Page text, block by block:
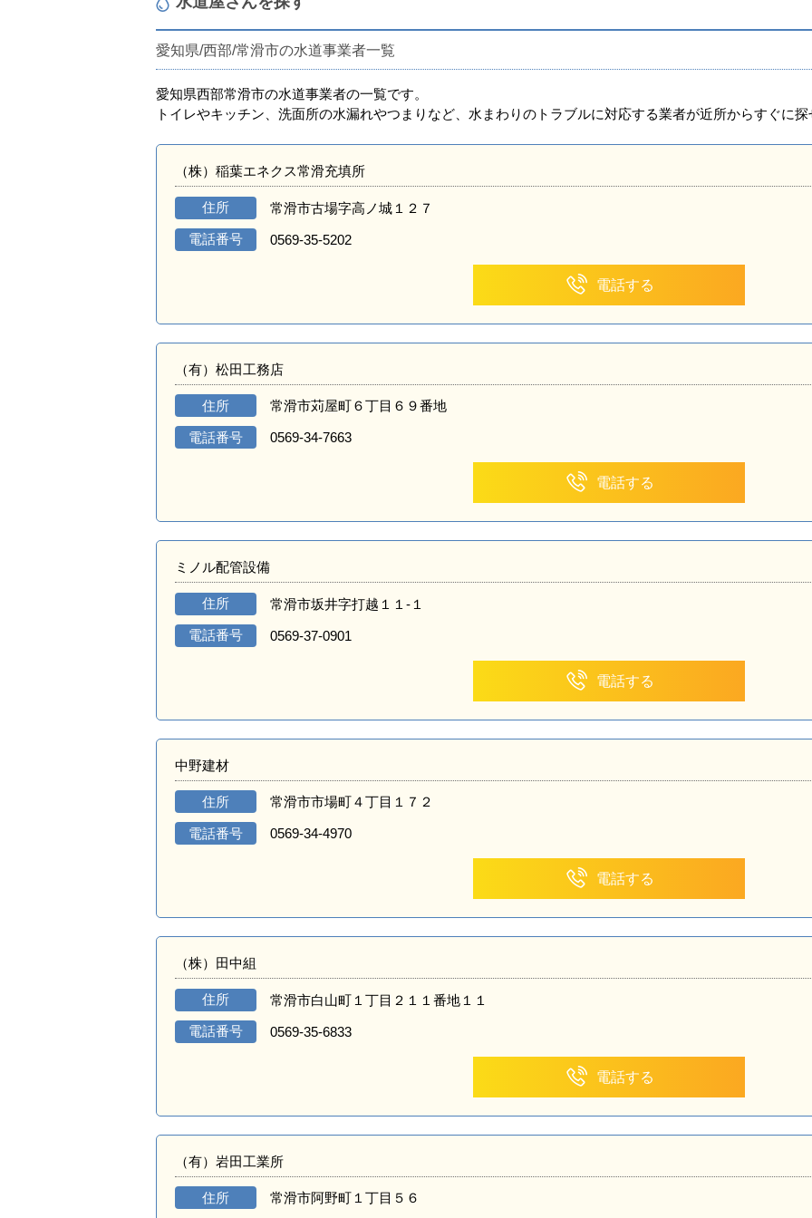
愛知県/西部/常滑市の水道事業者一覧
愛知県西部常滑市の水道事業者の一覧です。
トイレやキッチン、洗面所の水漏れやつまりなど、水まわりのトラブルに対応する業者が近所からすぐに
（株）稲葉エネクス常滑充填所
住所 常滑市古場字高ノ城１２７
電話番号 0569-35-5202
電話する
（有）松田工務店
住所 常滑市苅屋町６丁目６９番地
電話番号 0569-34-7663
電話する
ミノル配管設備
住所 常滑市坂井字打越１１-１
電話番号 0569-37-0901
電話する
中野建材
住所 常滑市市場町４丁目１７２
電話番号 0569-34-4970
電話する
（株）田中組
住所 常滑市白山町１丁目２１１番地１１
電話番号 0569-35-6833
電話する
（有）岩田工業所
住所 常滑市阿野町１丁目５６